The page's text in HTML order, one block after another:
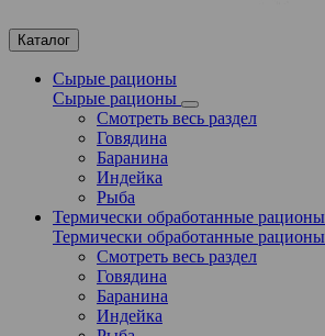
Каталог
Сырые рационы
Сырые рационы
Смотреть весь раздел
Говядина
Баранина
Индейка
Рыба
Термически обработанные рационы
Термически обработанные рационы
Смотреть весь раздел
Говядина
Баранина
Индейка